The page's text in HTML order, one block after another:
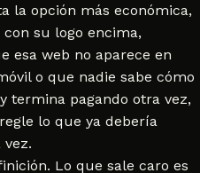
la opción más económica,
su logo encima,
esa web no aparece en
o que nadie sabe cómo
pagando otra vez,
lo que ya debería
Lo que sale caro es